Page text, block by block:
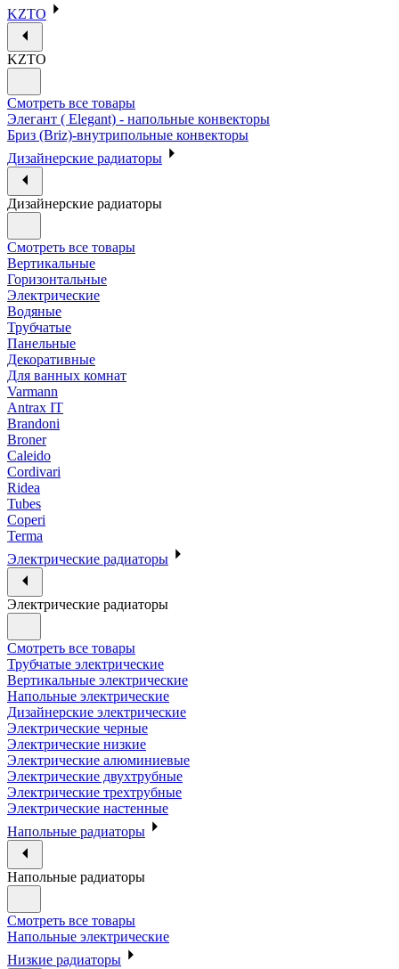
KZTO
KZTO
Смотреть все товары
Элегант ( Elegant) - напольные конвекторы
Бриз (Briz)-внутрипольные конвекторы
Дизайнерские радиаторы
Дизайнерские радиаторы
Смотреть все товары
Вертикальные
Горизонтальные
Электрические
Водяные
Трубчатые
Панельные
Декоративные
Для ванных комнат
Varmann
Antrax IT
Brandoni
Broner
Caleido
Cordivari
Ridea
Tubes
Coperi
Terma
Электрические радиаторы
Электрические радиаторы
Смотреть все товары
Трубчатые электрические
Вертикальные электрические
Напольные электрические
Дизайнерские электрические
Электрические черные
Электрические низкие
Электрические алюминиевые
Электрические двухтрубные
Электрические трехтрубные
Электрические настенные
Напольные радиаторы
Напольные радиаторы
Смотреть все товары
Напольные электрические
Низкие радиаторы